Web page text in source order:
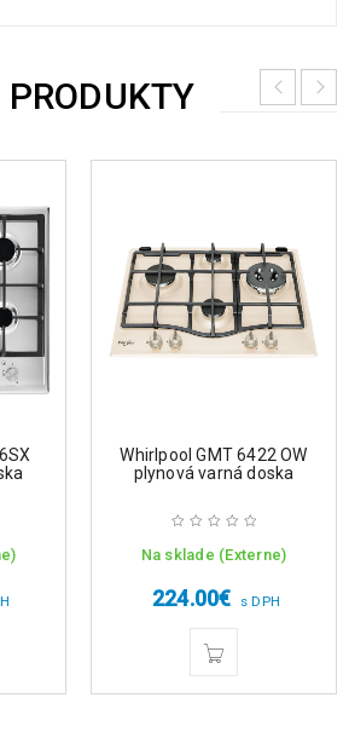
Whirlpool GMT 6422 OW
plynová varná doska
Na sklade (Externe)
224.00€ s DPH